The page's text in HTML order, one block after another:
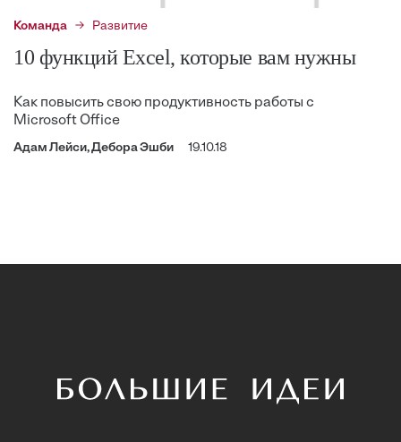
Команда Развитие
10 функций Excel, которые вам нужны
Как повысить свою продуктивность работы с
Microsoft Office
Адам Лейси, Дебора Эшби 19.10.18